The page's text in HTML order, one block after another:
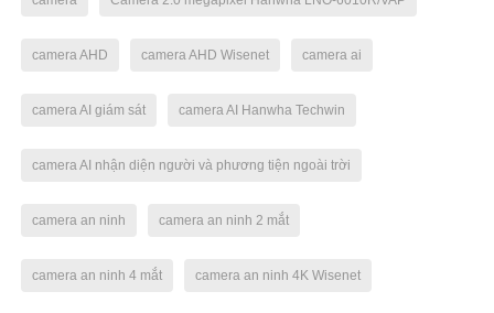
camera AHD camera AHD Wisenet camera ai
camera AI giám sát camera AI Hanwha Techwin
camera AI nhận diện người và phương tiện ngoài trời
camera an ninh camera an ninh 2 mắt
camera an ninh 4 mắt camera an ninh 4K Wisenet